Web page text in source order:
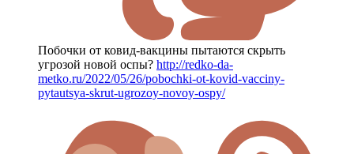
Побочки от ковид-вакцины пытаются скрыть
угрозой новой оспы? http://redko-da-
metko.ru/2022/05/26/pobochki-ot-kovid-vacciny-
pytautsya-skrut-ugrozoy-novoy-ospy/